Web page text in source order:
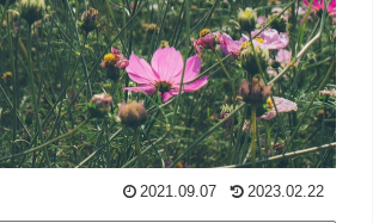
2021.09.07 2023.02.22